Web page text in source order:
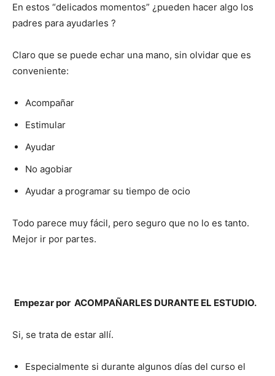
En estos “delicados momentos” ¿pueden hacer algo los
padres para ayudarles ?
Claro que se puede echar una mano, sin olvidar que es
conveniente:
Acompañar
Estimular
Ayudar
No agobiar
Ayudar a programar su tiempo de ocio
Todo parece muy fácil, pero seguro que no lo es tanto.
Mejor ir por partes.
Empezar por ACOMPAÑARLES DURANTE EL ESTUDIO.
Si, se trata de estar allí.
Especialmente si durante algunos días del curso el